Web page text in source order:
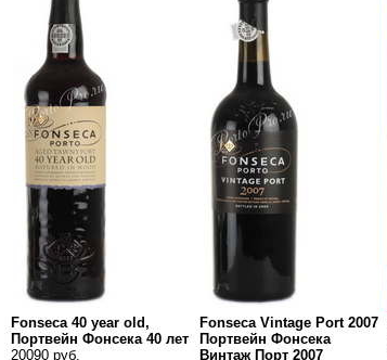
Fonseca 40 year old,
Портвейн Фонсека 40 лет
20090 руб.
Fonseca Vintage Port 2007
Портвейн Фонсека
Винтаж Порт 2007